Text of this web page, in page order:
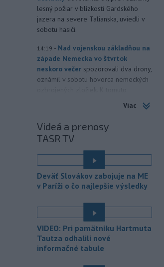
lesný požiar v blízkosti Gardského
jazera na severe Talianska, uviedli v
sobotu hasiči.
14:19 - Nad vojenskou základňou na
západe Nemecka vo štvrtok
neskoro večer spozorovali dva drony,
oznámil v sobotu hovorca nemeckých
incidentu došlo po tom, čo v noci na
stredu objavili dron vybavený
výbušninou na letisku Lipsko/Halle.
13:42 - Parlamentná frakcia
maďarskej vládnej strany Tisza
nominuje na postprezidenta
republiky 73-ročného bývalého
predsedu Najvyššieho súdu Andrása
Baku. Frakcia to v sobotu oznámila na
svojom účte na Facebooku po tajnom
13:40 - Spojené arabské emiráty v
sobotu obvinili Irán z útoku na
tanker patriaci ich štátnej spoločnosti
Abu Dhabi National Oil Company
Viac
Videá a prenosy
TASR TV
Deväť Slovákov zabojuje na ME
v Paríži o čo najlepšie výsledky
VIDEO: Pri pamätníku Hartmuta
Tautza odhalili nové
informačné tabule